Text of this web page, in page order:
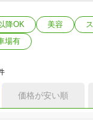
降OK 美容
場有
価格が安い順